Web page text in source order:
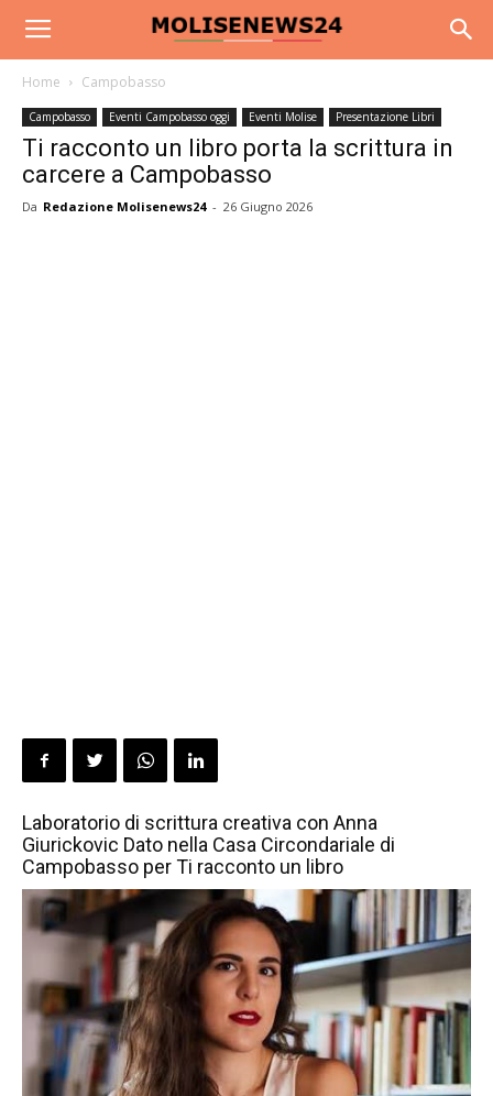
Home Campobasso
Campobasso Eventi Campobasso oggi Eventi Molise Presentazione Libri
Ti racconto un libro porta la scrittura in
carcere a Campobasso
Da Redazione Molisenews24 - 26 Giugno 2026
Laboratorio di scrittura creativa con Anna
Giurickovic Dato nella Casa Circondariale di
Campobasso per Ti racconto un libro